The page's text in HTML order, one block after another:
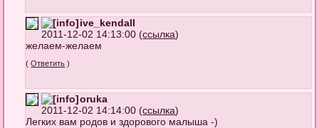
ive_kendall
2011-12-02 14:13:00 (ссылка)
желаем-желаем
(Ответить )
oruka
2011-12-02 14:14:00 (ссылка)
Легких вам родов и здорового малыша -)